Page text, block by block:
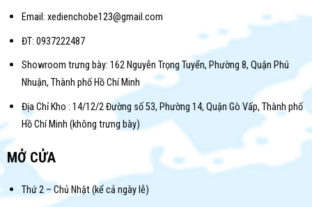
Email: xedienchobe123@gmail.com
ĐT: 0937222487
Showroom trưng bày: 162 Nguyễn Trọng Tuyển, Phường 8, Quận Phú
Nhuận, Thành phố Hồ Chí Minh
Địa Chỉ Kho : 14/12/2 Đường số 53, Phường 14, Quận Gò Vấp, Thành phố
Hồ Chí Minh (không trưng bày)
MỞ CỬA
Thứ 2 – Chủ Nhật (kể cả ngày lễ)